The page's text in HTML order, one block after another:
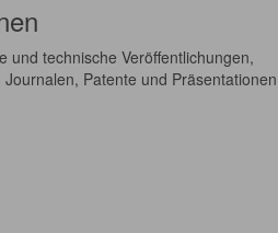
und technische Veröffentlichungen,
Journalen, Patente und Präsentationen